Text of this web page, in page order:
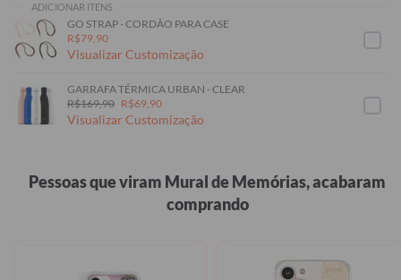
ADICIONAR ITENS
GO STRAP - CORDÃO PARA CASE
R$79,90
Visualizar Customização
GARRAFA TÉRMICA URBAN - CLEAR
R$169,90 R$69,90
Visualizar Customização
Pessoas que viram Mural de Memórias, acabaram
comprando